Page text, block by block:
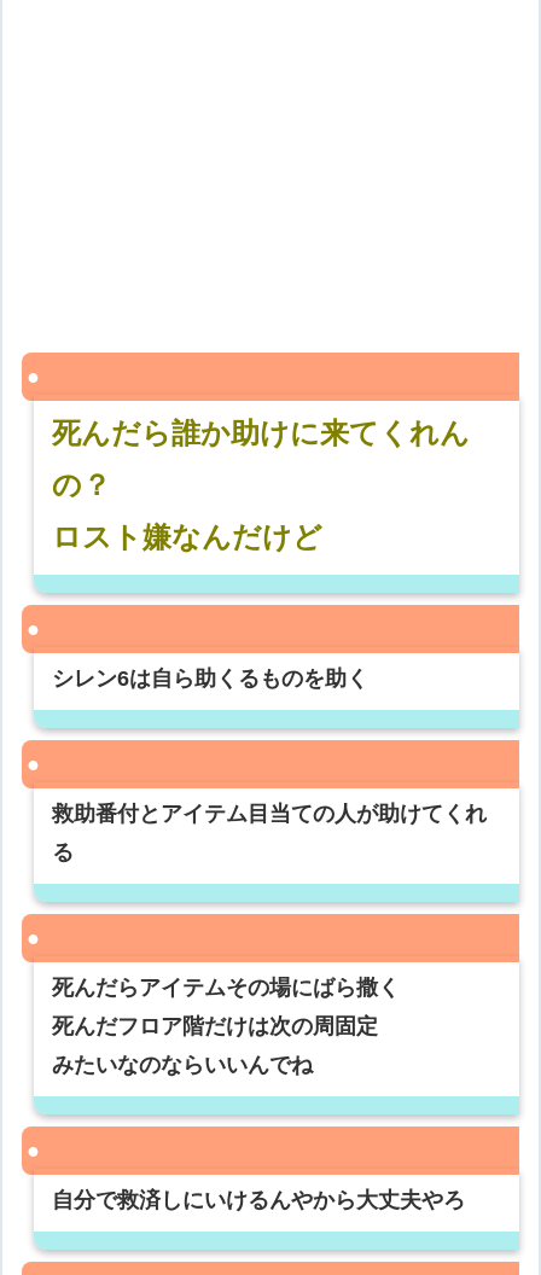
死んだら誰か助けに来てくれん
の？
ロスト嫌なんだけど
シレン6は自ら助くるものを助く
救助番付とアイテム目当ての人が助けてくれ
る
死んだらアイテムその場にばら撒く
死んだフロア階だけは次の周固定
みたいなのならいいんでね
自分で救済しにいけるんやから大丈夫やろ